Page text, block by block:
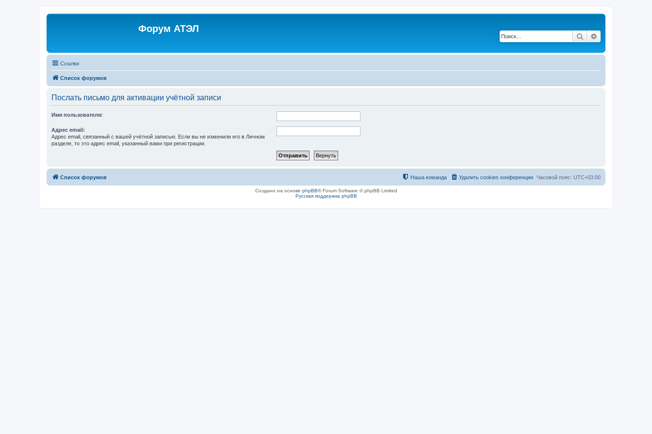
Форум АТЭЛ
Поиск
Ссылки
Список форумов
Послать письмо для активации учётной записи
Имя пользователя:
Адрес email:
Адрес email, связанный с вашей учётной записью. Если вы не изменили его в Личном
разделе, то это адрес email, указанный вами при регистрации.
Список форумов Часовой пояс: UTC+03:00
Удалить cookies конференции
Наша команда
Создано на основе phpBB® Forum Software © phpBB Limited
Русская поддержка phpBB